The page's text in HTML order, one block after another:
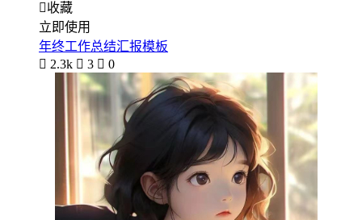
收藏
立即使用
年终工作总结汇报模板
 2.3k  3  0